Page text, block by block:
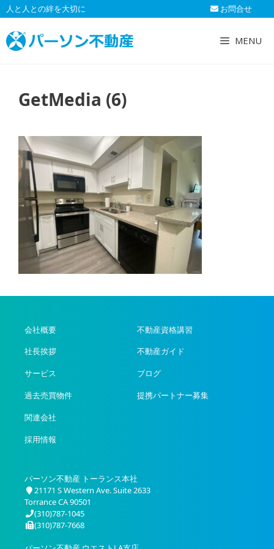
コ
ン
テ
ン
人と人との絆を大切に お問合せ
MENU
GetMedia (6)
会社概要
社長挨拶
サービス
過去売買物件
関連会社
採用情報
不動産資格講習
不動産ガイド
ブログ
提携パートナー募集
パーソン不動産 トーランス本社
21171 S Western Ave. Suite 2633
Torrance CA 90501
(310)787-1045
(310)787-7668